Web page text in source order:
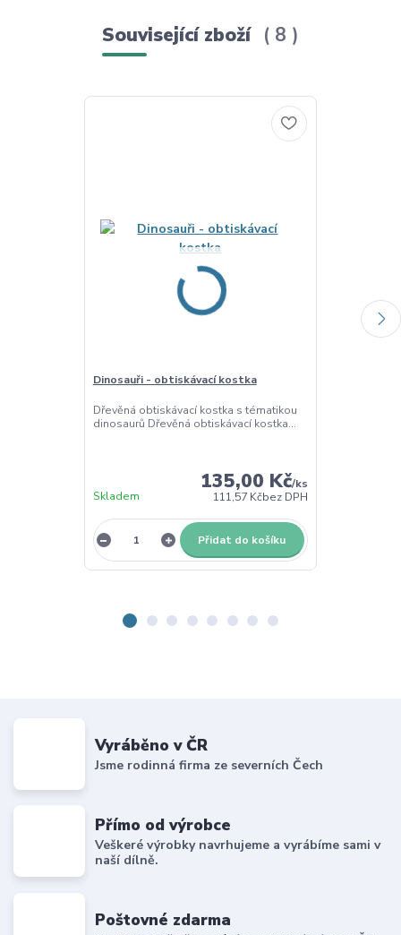
Související zboží 8
Dinosauři - obtiskávací kostka
Dřevěná obtiskávací kostka s tématikou
dinosaurů Dřevěná obtiskávací kostka...
135,00 Kč/ks
111,57 Kčbez DPH
Skladem
Přidat do košíku
Vyráběno v ČR
Jsme rodinná firma ze severních Čech
Přímo od výrobce
Veškeré výrobky navrhujeme a vyrábíme sami v
naší dílně.
Poštovné zdarma